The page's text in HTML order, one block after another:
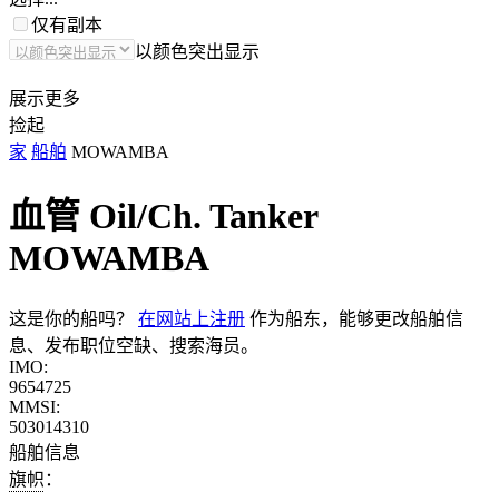
仅有副本
以颜色突出显示
展示更多
捡起
家 船舶 MOWAMBA
血管 Oil/Ch. Tanker
MOWAMBA
这是你的船吗？ 在网站上注册 作为船东，能够更改船舶信
息、发布职位空缺、搜索海员。
IMO:
9654725
MMSI:
503014310
船舶信息
旗帜：